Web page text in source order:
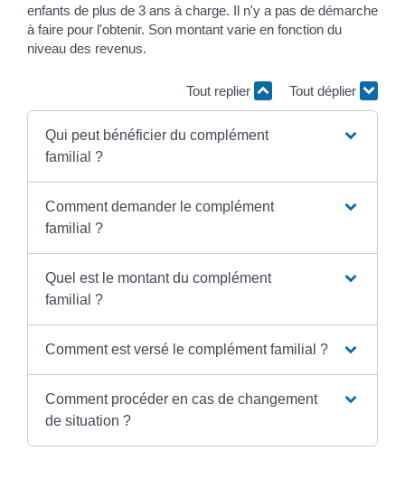
enfants de plus de 3 ans à charge. Il n'y a pas de démarche
à faire pour l'obtenir. Son montant varie en fonction du
niveau des revenus.
Tout replier Tout déplier
Qui peut bénéficier du complément
familial ?
Comment demander le complément
familial ?
Quel est le montant du complément
familial ?
Comment est versé le complément familial ?
Comment procéder en cas de changement
de situation ?